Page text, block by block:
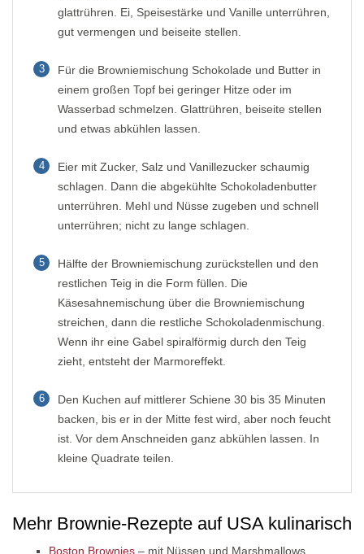
glattrühren. Ei, Speisestärke und Vanille unterrühren,
gut vermengen und beiseite stellen.
3
Für die Browniemischung Schokolade und Butter in
einem großen Topf bei geringer Hitze oder im
Wasserbad schmelzen. Glattrühren, beiseite stellen
und etwas abkühlen lassen.
4
Eier mit Zucker, Salz und Vanillezucker schaumig
schlagen. Dann die abgekühlte Schokoladenbutter
unterrühren. Mehl und Nüsse zugeben und schnell
unterrühren; nicht zu lange schlagen.
5
Hälfte der Browniemischung zurückstellen und den
restlichen Teig in die Form füllen. Die
Käsesahnemischung über die Browniemischung
streichen, dann die restliche Schokoladenmischung.
Wenn ihr eine Gabel spiralförmig durch den Teig
zieht, entsteht der Marmoreffekt.
6
Den Kuchen auf mittlerer Schiene 30 bis 35 Minuten
backen, bis er in der Mitte fest wird, aber noch feucht
ist. Vor dem Anschneiden ganz abkühlen lassen. In
kleine Quadrate teilen.
Mehr Brownie-Rezepte auf USA kulinarisch
Boston Brownies – mit Nüssen und Marshmallows